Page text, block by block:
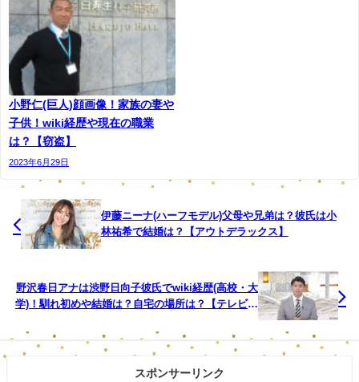
者への取材で分かった。国税当局がゲイバーの経営
会社を告発するのは初とみられる。
関係者によると、池田社長は役員に指示し、現金で
受け取った売り上げの伝票などを改ざん。３万円以
上の伝票を破棄し、数千円に作り替えるなどして、
売り上げを少なく見せ掛けていた。２社は２０１９
年までの３年間で、計約２億６８００万円の所得を
隠し、法人税計約６４００万円を脱税した疑いが持
たれている。
池田社長は、新宿２丁目で「ＧＲＥＡＴ」や「Ｈａ
ｐｐｉｎｅｓｓ」など３店舗を経営。観光目的で訪
隠した金は、池田社長が株や投資信託で運用してい
たほか、投資目的のマンションの購入などに充てて
いた。
池田社長は代理人弁護士を通じ、「水商売の将来へ
小野仁(巨人)顔画像！家族の妻や
子供！wiki経歴や現在の職業
は？【窃盗】
2023年6月29日
伊藤ニーナ(ハーフモデル)父母や兄弟は？彼氏は小
林祐希で結婚は？【アウトデラックス】
野沢春日アナは渋野日向子彼氏でwiki経歴(高校・大
学)！馴れ初めや結婚は？自宅の場所は？【テレビ東
スポンサーリンク